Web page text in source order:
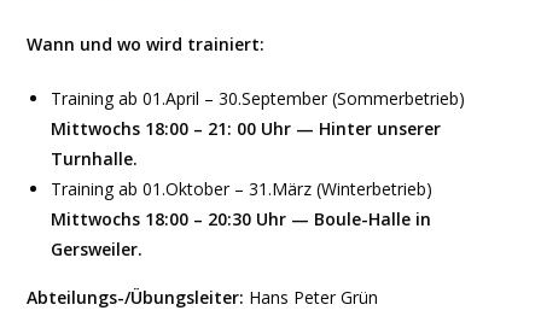
Wann und wo wird trainiert:
Training ab 01.April – 30.September (Sommerbetrieb)
Mittwochs 18:00 – 21: 00 Uhr — Hinter unserer
Turnhalle.
Training ab 01.Oktober – 31.März (Winterbetrieb)
Mittwochs 18:00 – 20:30 Uhr — Boule-Halle in
Gersweiler.
Abteilungs-/Übungsleiter: Hans Peter Grün